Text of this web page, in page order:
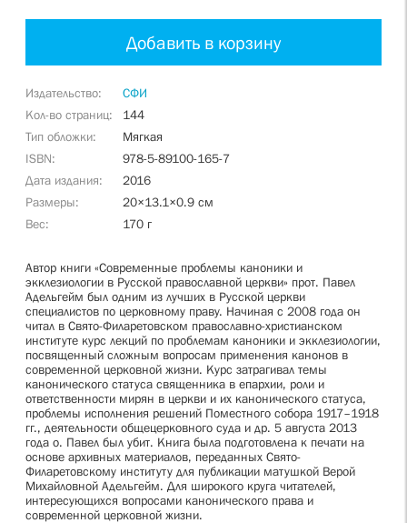
Добавить в корзину
Издательство
СФИ
Кол-во страниц
144
Тип обложки
Мягкая
ISBN
978-5-89100-165-7
Дата издания
2016
Размеры
20×13.1×0.9 см
Вес
170 г
Автор книги «Современные проблемы каноники и
экклезиологии в Русской православной церкви» прот. Павел
Адельгейм был одним из лучших в Русской церкви
специалистов по церковному праву. Начиная с 2008 года он
читал в Свято-Филаретовском православно-христианском
институте курс лекций по проблемам каноники и экклезиологии,
посвященный сложным вопросам применения канонов в
современной церковной жизни. Курс затрагивал темы
канонического статуса священника в епархии, роли и
ответственности мирян в церкви и их канонического статуса,
проблемы исполнения решений Поместного собора 1917–1918
гг., деятельности общецерковного суда и др. 5 августа 2013
года о. Павел был убит. Книга была подготовлена к печати на
основе архивных материалов, переданных Свято-
Филаретовскому институту для публикации матушкой Верой
Михайловной Адельгейм. Для широкого круга читателей,
интересующихся вопросами канонического права и
современной церковной жизни.